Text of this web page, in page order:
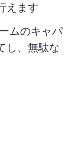
えます
ムのキャパ
し、無駄な